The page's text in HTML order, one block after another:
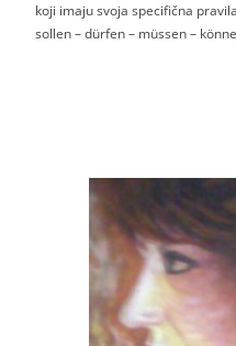
koji imaju svoja specifična
sollen – dürfen – müssen –